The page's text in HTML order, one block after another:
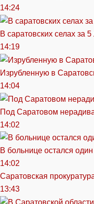
14:24
В саратовских селах за
14:19
Изрубленную в
14:04
Под Саратовом
14:02
В больнице остался
14:02
Саратовская
13:43